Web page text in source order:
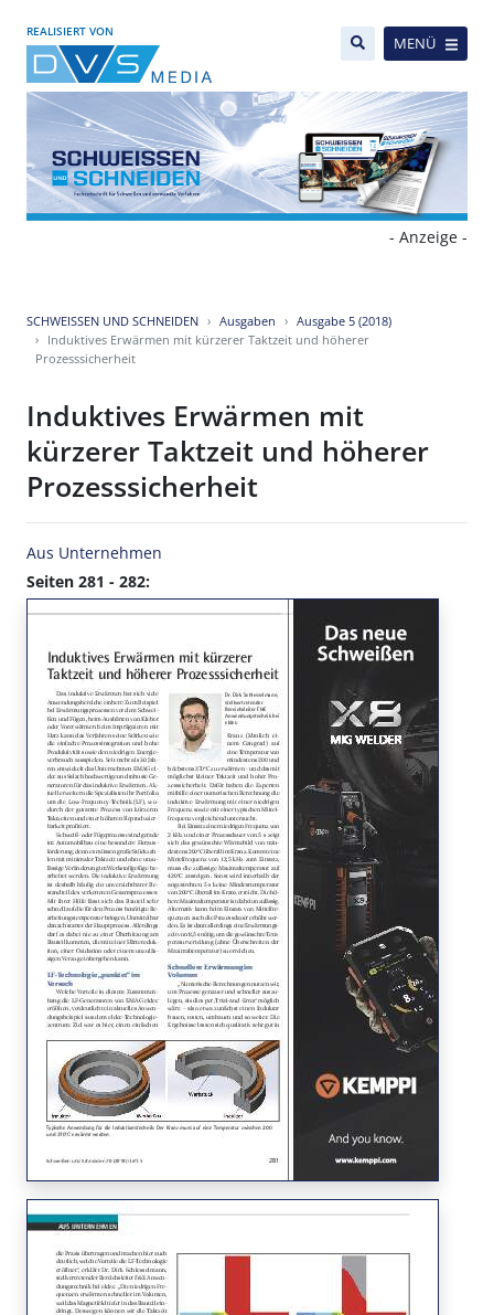
REALISIERT VON
MENÜ
- Anzeige -
SCHWEISSEN UND SCHNEIDEN Ausgaben
Ausgabe 5 (2018)
Induktives Erwärmen mit kürzerer Taktzeit und höherer
Prozesssicherheit
Induktives Erwärmen mit
kürzerer Taktzeit und höherer
Prozesssicherheit
Aus Unternehmen
Seiten 281 - 282: